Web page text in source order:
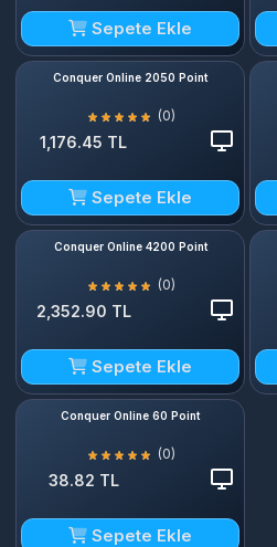
Sepete Ekle
Conquer Online 2050 Point
(0)
1,176.45 TL
Sepete Ekle
Conquer Online 4200 Point
(0)
2,352.90 TL
Sepete Ekle
Conquer Online 60 Point
(0)
38.82 TL
Sepete Ekle